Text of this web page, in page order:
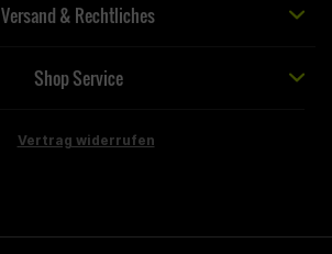
Versand & Rechtliches
Shop Service
Vertrag widerrufen